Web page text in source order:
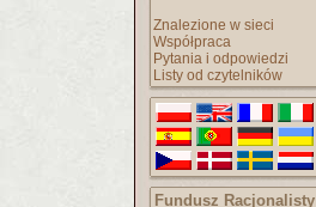
Znalezione w sieci
Współpraca
Pytania i odpowiedzi
Listy od czytelników
Fundusz Racjonalisty